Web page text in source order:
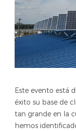
Este evento está
éxito su base de
tan grande en la
hemos